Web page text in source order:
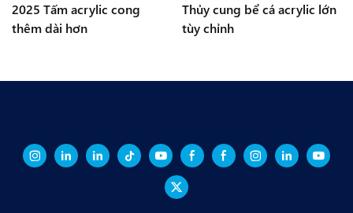
2025 Tấm acrylic cong
thêm dài hơn
Thủy cung bể cá acrylic lớn
tùy chỉnh